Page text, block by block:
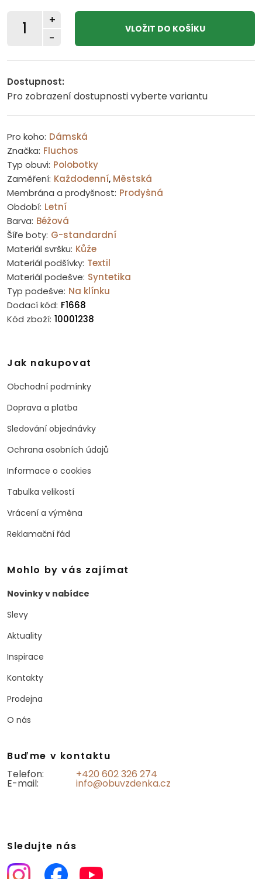
-
+
Dostupnost:
Pro zobrazení dostupnosti vyberte variantu
Pro koho: Dámská
Značka: Fluchos
Typ obuvi: Polobotky
Zaměření: Každodenní, Městská
Membrána a prodyšnost: Prodyšná
Období: Letní
Barva: Béžová
Šíře boty: G-standardní
Materiál svršku: Kůže
Materiál podšívky: Textil
Materiál podešve: Syntetika
Typ podešve: Na klínku
Dodací kód: F1668
Kód zboží: 10001238
Jak nakupovat
Obchodní podmínky
Doprava a platba
Sledování objednávky
Ochrana osobních údajů
Informace o cookies
Tabulka velikostí
Vrácení a výměna
Reklamační řád
Mohlo by vás zajímat
Novinky v nabídce
Slevy
Aktuality
Inspirace
Kontakty
Prodejna
O nás
Buďme v kontaktu
Telefon:
+420 602 326 274
E-mail: info@obuvzdenka.cz
Sledujte nás